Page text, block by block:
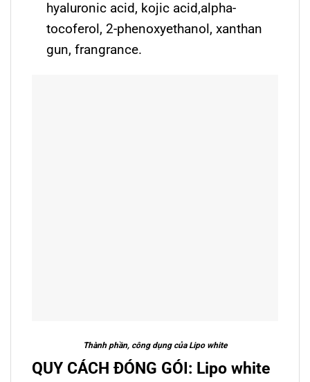
hyaluronic acid, kojic acid,alpha-
tocoferol, 2-phenoxyethanol, xanthan
gun, frangrance.
Thành phần, công dụng của Lipo white
QUY CÁCH ĐÓNG GÓI: Lipo white